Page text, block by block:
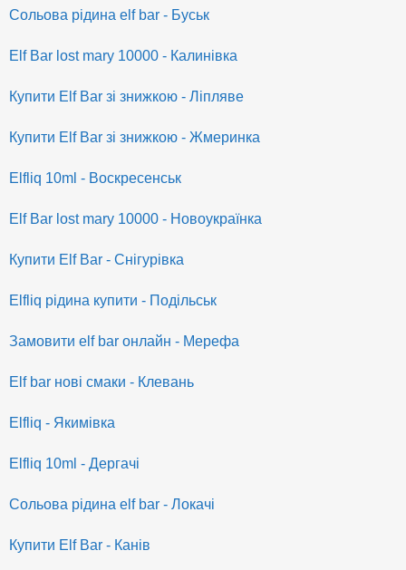
Сольова рідина elf bar - Буськ
Elf Bar lost mary 10000 - Калинівка
Купити Elf Bar зі знижкою - Ліпляве
Купити Elf Bar зі знижкою - Жмеринка
Elfliq 10ml - Воскресенськ
Elf Bar lost mary 10000 - Новоукраїнка
Купити Elf Bar - Снігурівка
Elfliq рідина купити - Подільськ
Замовити elf bar онлайн - Мерефа
Elf bar нові смаки - Клевань
Elfliq - Якимівка
Elfliq 10ml - Дергачі
Сольова рідина elf bar - Локачі
Купити Elf Bar - Канів